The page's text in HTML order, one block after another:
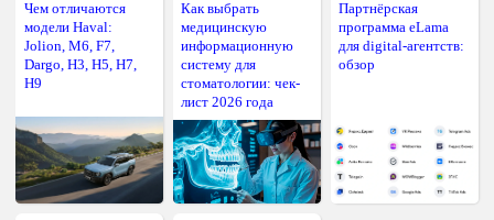
Чем отличаются
модели Haval:
Jolion, M6, F7,
Dargo, H3, H5, H7,
H9
Как выбрать
медицинскую
информационную
систему для
стоматологии: чек-
лист 2026 года
Партнёрская
программа eLama
для digital-агентств:
обзор